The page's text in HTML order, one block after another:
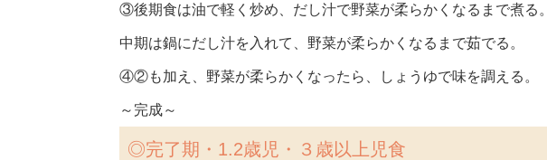
③後期食は油で軽く炒め、だし汁で野菜が柔らかくなるまで煮る。
中期は鍋にだし汁を入れて、野菜が柔らかくなるまで茹でる。
④②も加え、野菜が柔らかくなったら、しょうゆで味を調える。
～完成～
◎完了期・1.2歳児・３歳以上児食